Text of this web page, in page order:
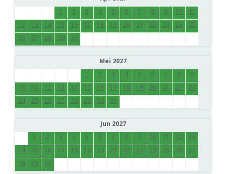
1
2 3 4 5 6 7 8 9 10
11
12
13 14 15 16 17 18 19 20 21 22 23 24
25
26
27 28 29 30
Mei 2027
1
2 3 4 5 6 7 8
9
10
11 12 13 14 15 16 17 18 19 20 21 22
23
24
25 26 27 28 29 30 31
Jun 2027
1
2 3 4 5 6 7 8 9 10 11 12
13
14
15 16 17 18 19 20 21 22 23 24 25 26
27
28
29 30